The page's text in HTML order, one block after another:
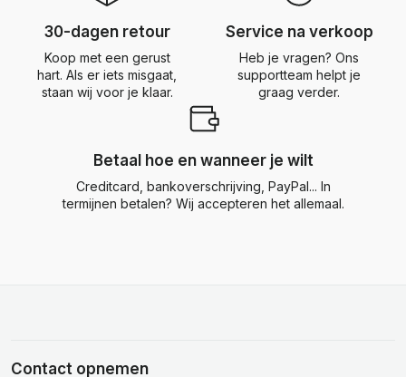
30-dagen retour
Koop met een gerust
hart. Als er iets misgaat,
staan wij voor je klaar.
Service na verkoop
Heb je vragen? Ons
supportteam helpt je
graag verder.
Betaal hoe en wanneer je wilt
Creditcard, bankoverschrijving, PayPal... In
termijnen betalen? Wij accepteren het allemaal.
Contact opnemen